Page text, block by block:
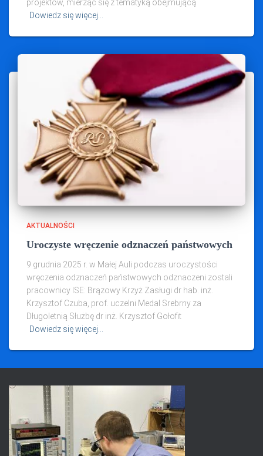
projektów, mierząc się z tematyką obejmującą
Dowiedz się więcej…
AKTUALNOŚCI
Uroczyste wręczenie odznaczeń państwowych
9 grudnia 2025 r. w Małej Auli podczas uroczystości
wręczenia odznaczeń państwowych odznaczeni zostali
pracownicy ISE: Brązowy Krzyż Zasługi dr hab. inż.
Krzysztof Czuba, prof. uczelni Medal Srebrny za
Długoletnią Służbę dr inż. Krzysztof Gołofit
Dowiedz się więcej…